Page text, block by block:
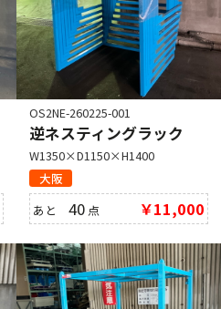
OS2NE-260225-001
逆ネスティングラック
W1350×D1150×H1400
大阪
あと40 点 ￥11,000